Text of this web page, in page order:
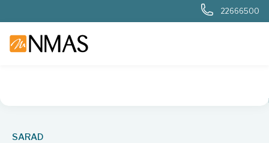
22666500
Nukleær, strålevern, beredskap,
SARAD